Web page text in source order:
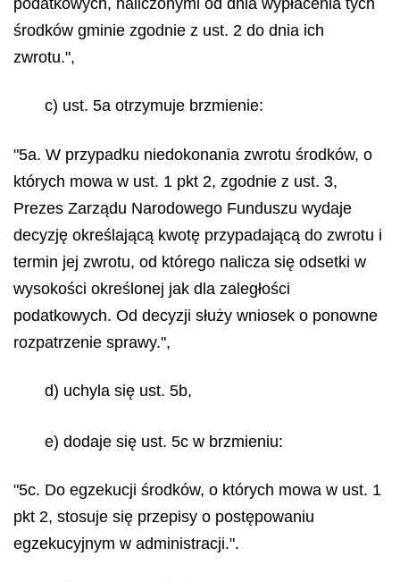
środków gminie zgodnie z ust. 2 do dnia ich
zwrotu.",
c) ust. 5a otrzymuje brzmienie:
"5a. W przypadku niedokonania zwrotu środków, o
których mowa w ust. 1 pkt 2, zgodnie z ust. 3,
Prezes Zarządu Narodowego Funduszu wydaje
decyzję określającą kwotę przypadającą do zwrotu i
termin jej zwrotu, od którego nalicza się odsetki w
wysokości określonej jak dla zaległości
podatkowych. Od decyzji służy wniosek o ponowne
rozpatrzenie sprawy.",
d) uchyla się ust. 5b,
e) dodaje się ust. 5c w brzmieniu:
"5c. Do egzekucji środków, o których mowa w ust. 1
pkt 2, stosuje się przepisy o postępowaniu
egzekucyjnym w administracji.".